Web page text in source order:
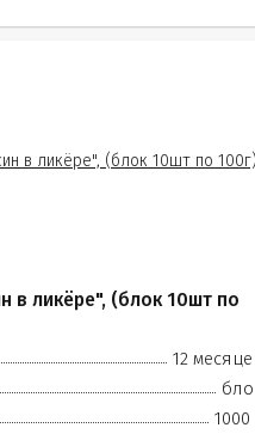
в ликёре", (блок 10шт по
12
1000